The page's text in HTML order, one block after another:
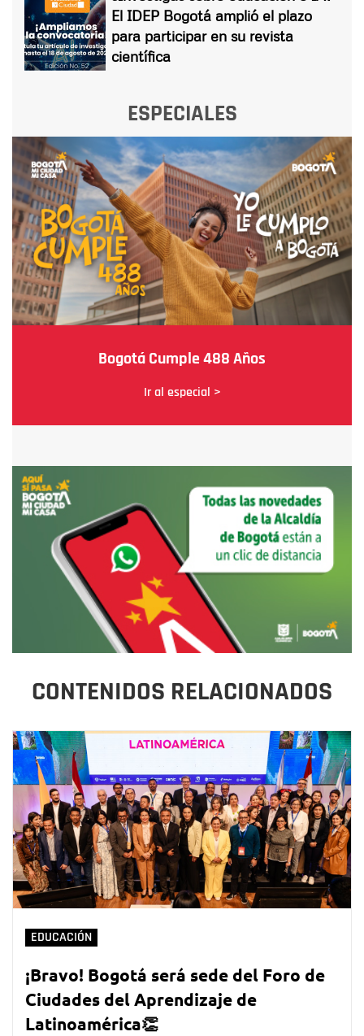
El IDEP Bogotá amplió el plazo
para participar en su revista
científica
ESPECIALES
Bogotá Cumple 488 Años
Ir al especial >
CONTENIDOS RELACIONADOS
EDUCACIÓN
¡Bravo! Bogotá será sede del Foro de
Ciudades del Aprendizaje de
Latinoamérica👏